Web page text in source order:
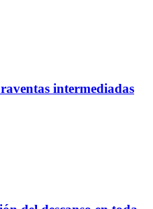
intermediadas